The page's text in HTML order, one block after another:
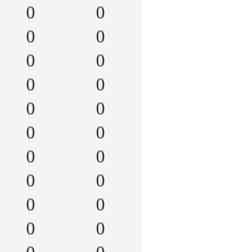
0
0
0
0
0
0
0
0
0
0
0
0
0
0
0
0
0
0
0
0